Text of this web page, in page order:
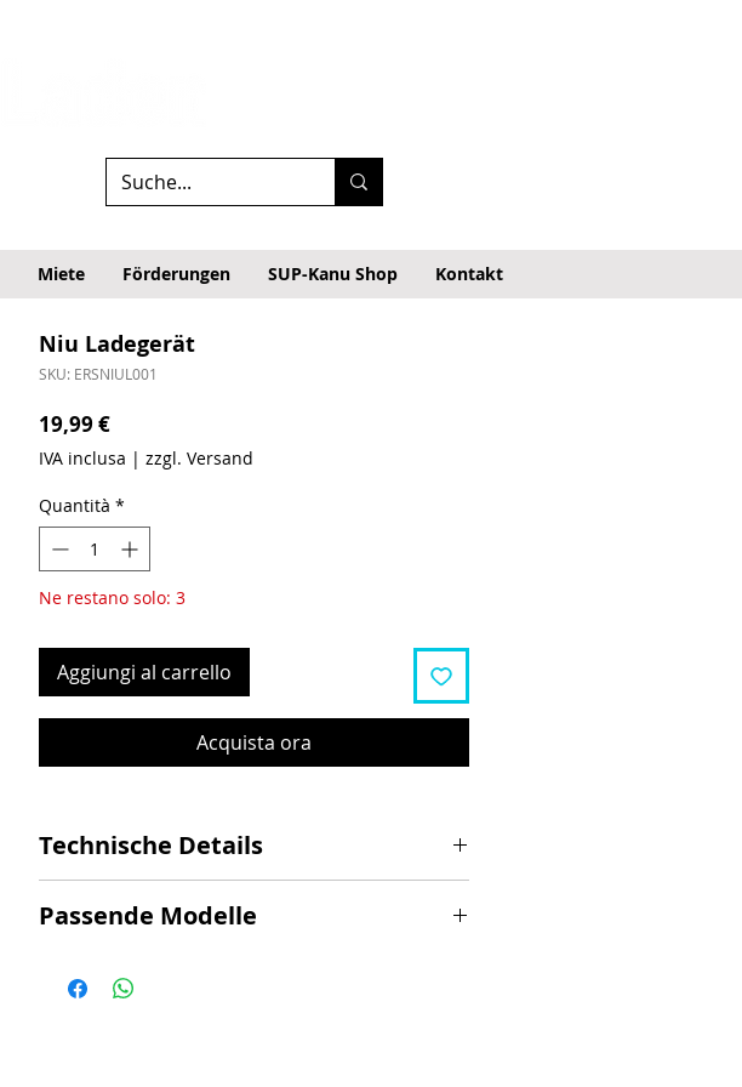
Miete Förderungen SUP-Kanu Shop Kontakt
Niu Ladegerät
SKU: ERSNIUL001
19,99 €Prezzo
IVA inclusa | zzgl. Versand
Quantità *
Ne restano solo: 3
Aggiungi al carrello
Acquista ora
Technische Details
Ausgang 2 A
Passende Modelle
NIU KQi1